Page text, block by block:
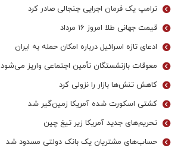
ترامپ یک فرمان اجرایی جنجالی صادر کرد
قیمت جهانی طلا امروز ۱۶ مرداد
ادعای تازه اسرائیل درباره امکان حمله به ایران
معوقات بازنشستگان تأمین اجتماعی واریز می‌شود
کاهش تنش‌ها بازار را نزولی کرد
کشتی اسکورت شده آمریکا زمین‌گیر شد
تحریم‌های جدید آمریکا زیر تیغ چین
حساب‌های مشتریان یک بانک‌ دولتی مسدود شد